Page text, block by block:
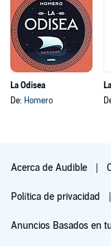
La Odisea
De: Homero
Acerca de Audible
Política de privacidad
Anuncios Basados en